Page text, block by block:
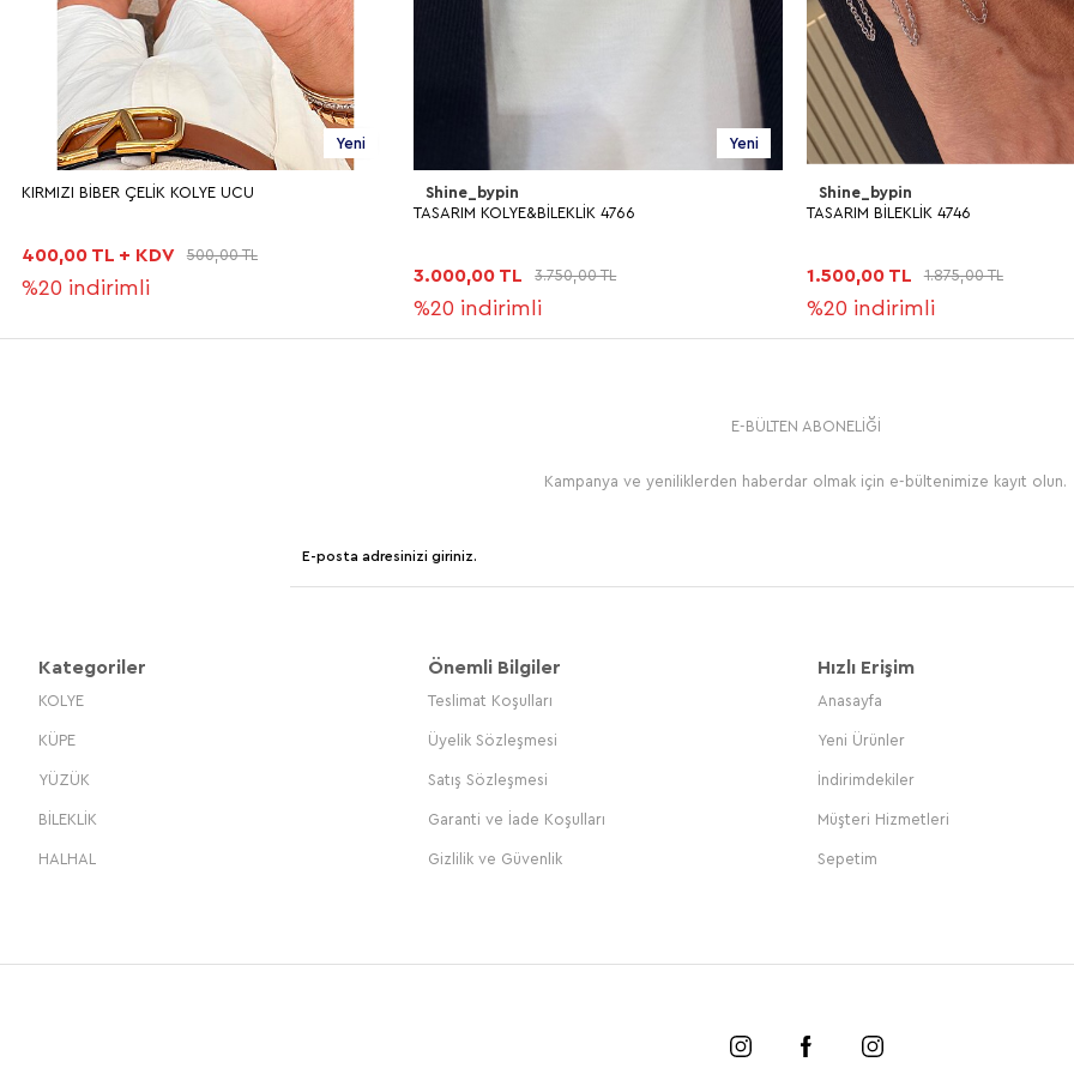
Yeni
Shine_bypin
3.000,00 TL
Yeni
Shine_bypin
TASARIM BİLEKLİK 4746
1.500,00 TL 1.875,00 TL
%20 indirimli
Shine_bypin
TASARIM BİLEKLİK 4702
1.500,00 TL 1.875,00 TL
%20 indirimli
E-BÜLTEN ABONELİĞİ
Kampanya ve yeniliklerden haberdar olmak için e-bültenimize kayıt olun.
Kategoriler
KOLYE
KÜPE
YÜZÜK
BİLEKLİK
HALHAL
Önemli Bilgiler
Teslimat Koşulları
Üyelik Sözleşmesi
Satış Sözleşmesi
Garanti ve İade Koşulları
Gizlilik ve Güvenlik
Hızlı Erişim
Anasayfa
Yeni Ürünler
İndirimdekiler
Müşteri Hizmetleri
Sepetim